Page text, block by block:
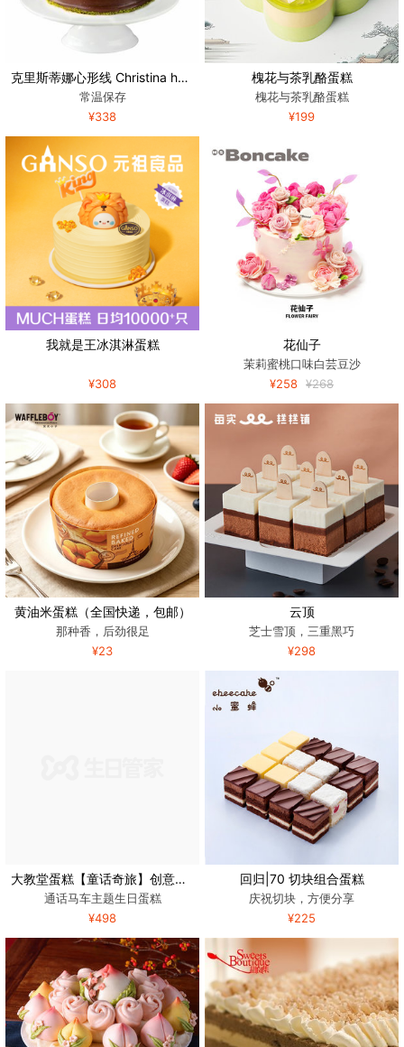
克里斯蒂娜心形线 Christina heart line
常温保存
¥338
槐花与茶乳酪蛋糕
槐花与茶乳酪蛋糕
¥199
我就是王冰淇淋蛋糕
¥308
花仙子
茉莉蜜桃口味白芸豆沙
¥258 ¥268
黄油米蛋糕（全国快递，包邮）
那种香，后劲很足
¥23
云顶
芝士雪顶，三重黑巧
¥298
大教堂蛋糕【童话奇旅】创意芝士奶油艺术生日蛋糕北京同城配送
通话马车主题生日蛋糕
¥498
回归|70 切块组合蛋糕
庆祝切块，方便分享
¥225